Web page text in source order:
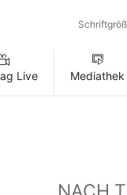
Live Mediathek